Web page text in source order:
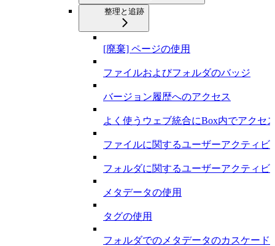
整理と追跡
[廃棄] ページの使用
ファイルおよびフォルダのバッジ
バージョン履歴へのアクセス
よく使うウェブ統合にBox内でアクセ
ファイルに関するユーザーアクティビ
フォルダに関するユーザーアクティビ
メタデータの使用
タグの使用
フォルダでのメタデータのカスケード